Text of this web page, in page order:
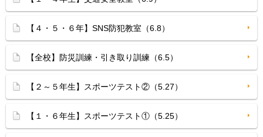
【４・５・６年】SNS防犯教室（6.8）
【全校】防災訓練・引き取り訓練（6.5）
【２～５年生】スポーツテスト②（5.27）
【１・６年生】スポーツテスト①（5.25）